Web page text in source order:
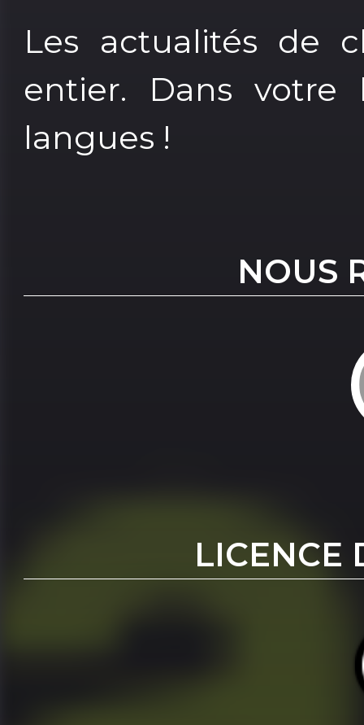
Les actualités de
entier. Dans votre
langues !
NOUS
LICENCE